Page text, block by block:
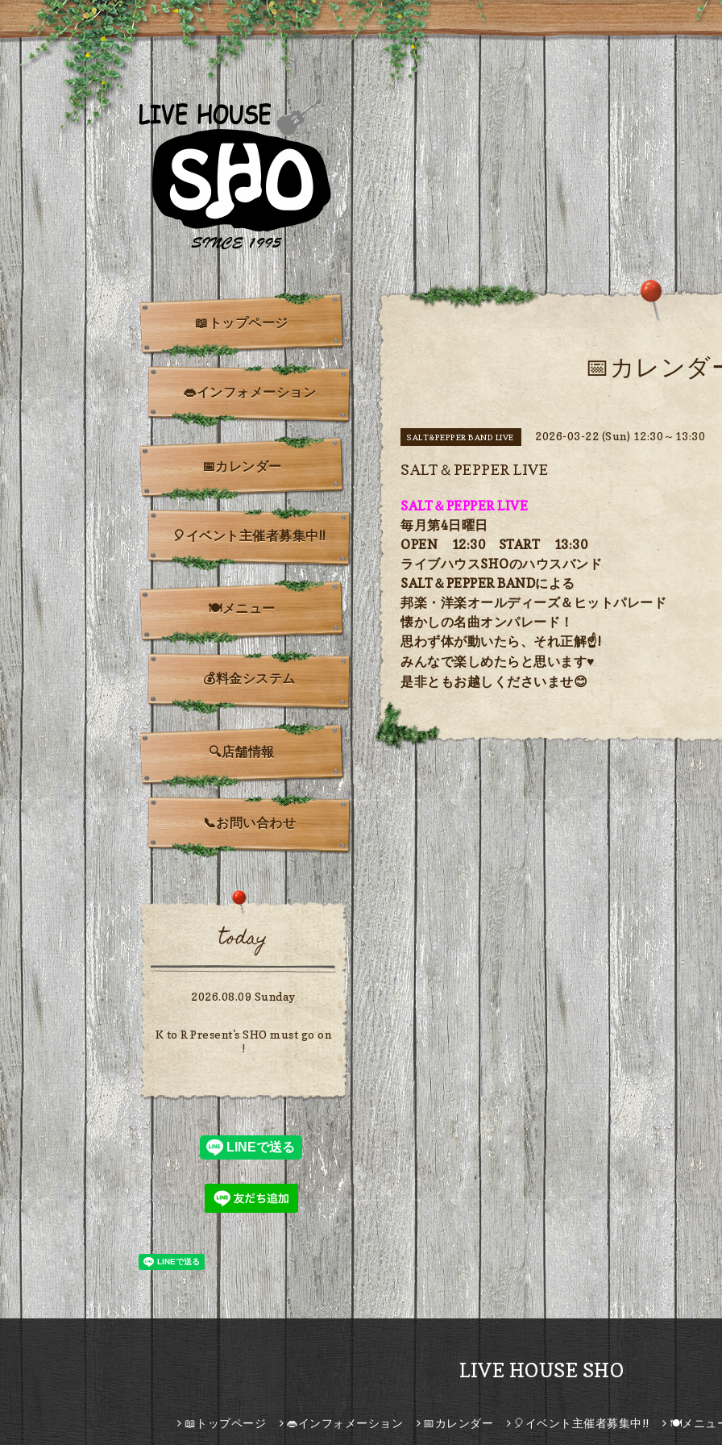
📅カレンダ
SALT&PEPPER BAND LIVE 2026-03-22 (Sun) 12:30～13:30
SALT＆PEPPER LIVE
SALT＆PEPPER LIVE
毎月第4日曜日
OPEN
12:30 START
13:30
ライブハウスSHOのハウスバンド
SALT＆PEPPER BANDによる
邦楽・洋楽オールディーズ＆ヒットパレード
懐かしの名曲オンパレード！
思わず体が動いたら、それ正解☝!
みんなで楽しめたらと思います♥
是非ともお越しくださいませ😊
📖トップページ
👄インフォメーション
📅カレンダー
🎈イベント主催者募集中!!
🍽️メニュー
💰料金システム
🔍店舗情報
📞お問い合わせ
today
2026.08.09 Sunday
K to R Present's SHO must go on
!
LIVE HOUSE SHO
📖トップページ 👄インフォメーション 📅カレンダー 🎈イベント主催者募集中!! 🍽️メニュ